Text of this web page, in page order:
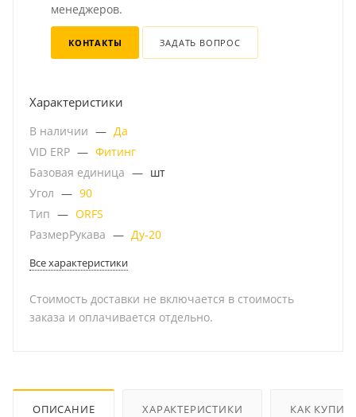
менеджеров.
КОНТАКТЫ ЗАДАТЬ ВОПРОС
Характеристики
В наличии — Да
VID ERP — Фитинг
Базовая единица — шт
Угол — 90
Тип — ORFS
РазмерРукава — Ду-20
Все характеристики
Стоимость доставки не включается в стоимость
заказа и оплачивается отдельно.
ОПИСАНИЕ ХАРАКТЕРИСТИКИ КАК